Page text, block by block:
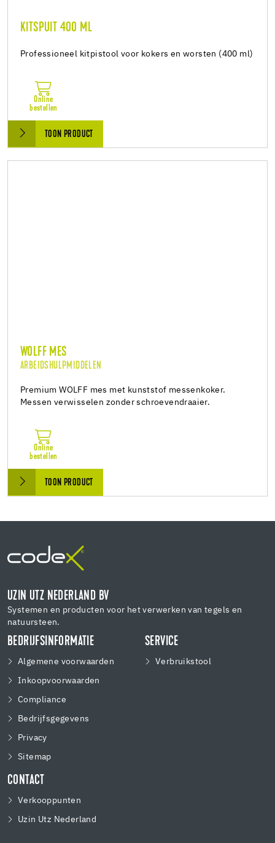
KITSPUIT 400 ML
Professioneel kitpistool voor kokers en worsten (400 ml)
Online
bestellen
TOON PRODUCT
WOLFF MES
ARBEIDSHULPMIDDELEN
Premium WOLFF mes met kunststof messenkoker.
Messen verwisselen zonder schroevendraaier.
Online
bestellen
TOON PRODUCT
UZIN UTZ NEDERLAND BV
Systemen en producten voor het verwerken van tegels en
natuursteen.
BEDRIJFSINFORMATIE
Algemene voorwaarden
Inkoopvoorwaarden
Compliance
Bedrijfsgegevens
Privacy
Sitemap
SERVICE
Verbruikstool
CONTACT
Verkooppunten
Uzin Utz Nederland